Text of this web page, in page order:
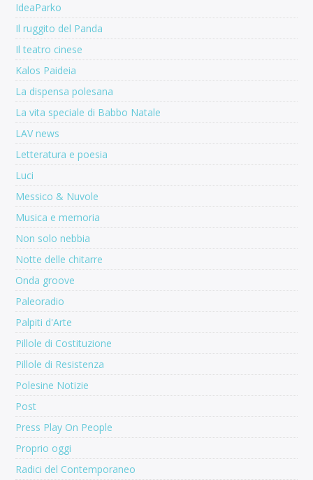
IdeaParko
Il ruggito del Panda
Il teatro cinese
Kalos Paideia
La dispensa polesana
La vita speciale di Babbo Natale
LAV news
Letteratura e poesia
Luci
Messico & Nuvole
Musica e memoria
Non solo nebbia
Notte delle chitarre
Onda groove
Paleoradio
Palpiti d'Arte
Pillole di Costituzione
Pillole di Resistenza
Polesine Notizie
Post
Press Play On People
Proprio oggi
Radici del Contemporaneo